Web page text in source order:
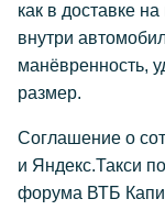
как в доставке
внутри
манёвренность,
размер.
Соглашение о
и Яндекс.Такси
форума ВТБ